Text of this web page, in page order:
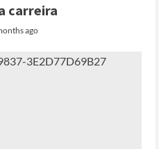
carreira
ago